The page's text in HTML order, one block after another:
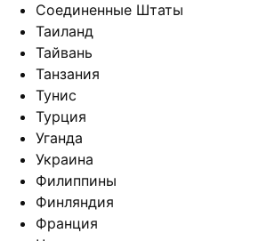
Соединенные Штаты
Таиланд
Тайвань
Танзания
Тунис
Турция
Уганда
Украина
Филиппины
Финляндия
Франция